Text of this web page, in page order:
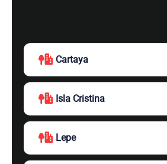
Cartaya
Isla Cristina
Lepe